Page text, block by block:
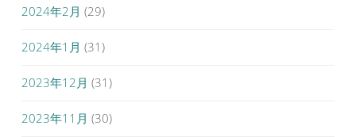
2024年2月 (29)
2024年1月 (31)
2023年12月 (31)
2023年11月 (30)